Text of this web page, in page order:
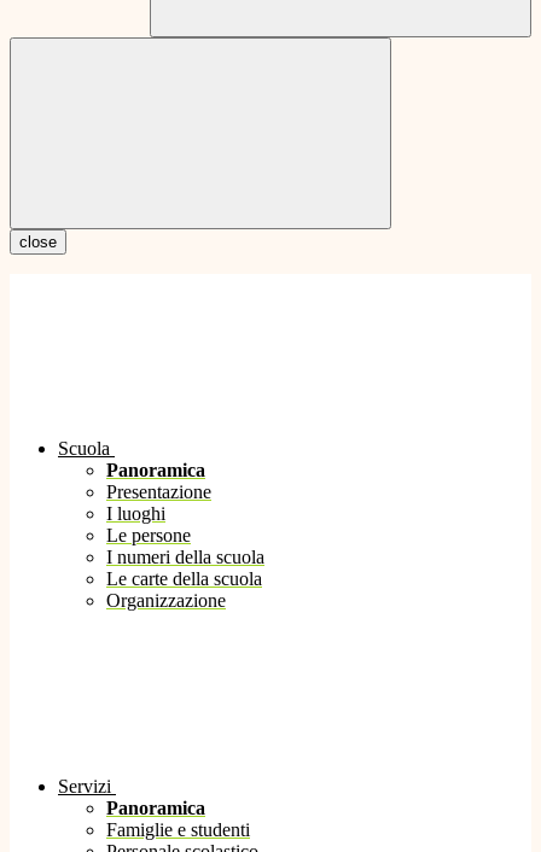
close
Scuola
Panoramica
Presentazione
I luoghi
Le persone
I numeri della scuola
Le carte della scuola
Organizzazione
Servizi
Panoramica
Famiglie e studenti